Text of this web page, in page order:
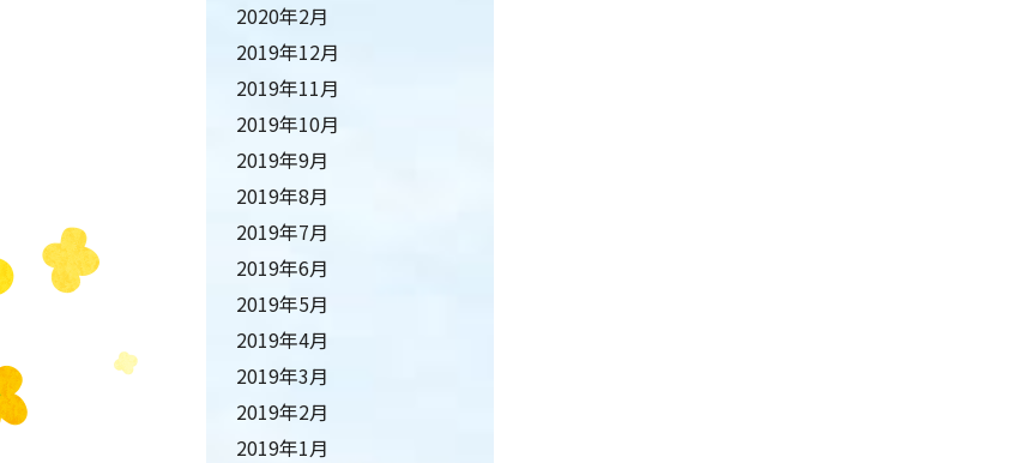
2020年2月
2019年12月
2019年11月
2019年10月
2019年9月
2019年8月
2019年7月
2019年6月
2019年5月
2019年4月
2019年3月
2019年2月
2019年1月